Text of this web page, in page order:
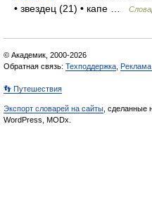
• звездец (21) • капе …
© Академик, 2000-2026
Обратная связь: Техподдержка
👣 Путешествия
Экспорт словарей на сайты , сделанные
WordPress, MODx.